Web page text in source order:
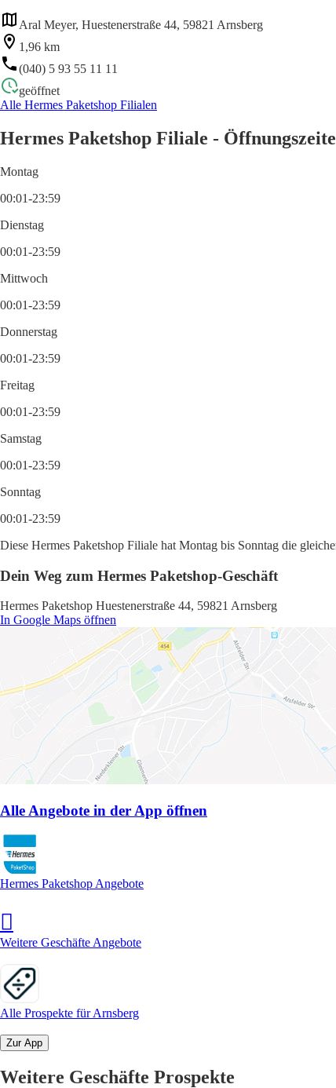
Aral Meyer, Huestenerstraße 44, 59821 Arnsberg
1,96 km
(040) 5 93 55 11 11
geöffnet
Alle Hermes Paketshop Filialen
Hermes Paketshop Filiale -
Montag
00:01-23:59
Dienstag
00:01-23:59
Mittwoch
00:01-23:59
Donnerstag
00:01-23:59
Freitag
00:01-23:59
Samstag
00:01-23:59
Sonntag
00:01-23:59
Diese Hermes Paketshop Filiale hat Montag bis Sonntag die
Dein Weg zum Hermes Paketshop-Geschäft
Hermes Paketshop Huestenerstraße 44, 59821 Arnsberg
In Google Maps öffnen
Alle Angebote in der App öffnen
Hermes Paketshop Angebote
Weitere Geschäfte Angebote
Alle Prospekte für Arnsberg
Zur App
Weitere Geschäfte Prospekte